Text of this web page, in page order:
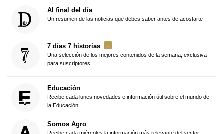
Al final del día
Un resumen de las noticias que debes saber antes de acostarte
7 días 7 historias
Una selección de los mejores contenidos de la semana, exclusiva
para suscriptores
Educación
Recibe cada lunes novedades e información útil sobre el mundo de
la Educación
Somos Agro
Recibe cada miércoles la información más relevante del sector